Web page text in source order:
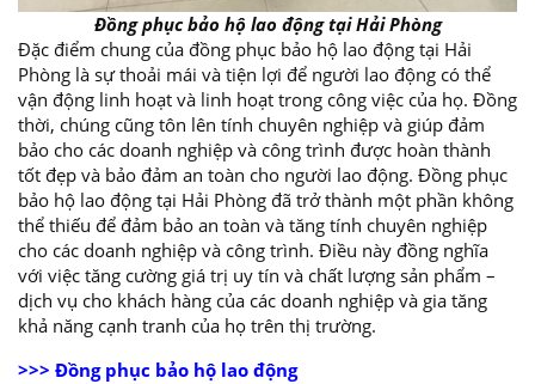
Đồng phục bảo hộ lao động tại Hải Phòng
Đặc điểm chung của đồng phục bảo hộ lao động tại Hải
Phòng là sự thoải mái và tiện lợi để người lao động có thể
vận động linh hoạt và linh hoạt trong công việc của họ. Đồng
thời, chúng cũng tôn lên tính chuyên nghiệp và giúp đảm
bảo cho các doanh nghiệp và công trình được hoàn thành
tốt đẹp và bảo đảm an toàn cho người lao động. Đồng phục
bảo hộ lao động tại Hải Phòng đã trở thành một phần không
thể thiếu để đảm bảo an toàn và tăng tính chuyên nghiệp
cho các doanh nghiệp và công trình. Điều này đồng nghĩa
với việc tăng cường giá trị uy tín và chất lượng sản phẩm –
dịch vụ cho khách hàng của các doanh nghiệp và gia tăng
khả năng cạnh tranh của họ trên thị trường.
>>> Đồng phục bảo hộ lao động